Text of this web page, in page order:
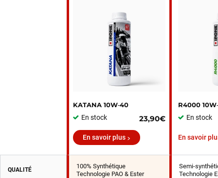
BE
KATANA 10W‑40
En stock
23,90€
R4000
En stock
En savoir plus En savoir
QUALITÉ
100% Synthétique
Technologie PAO & Ester
Semi-
Technologie